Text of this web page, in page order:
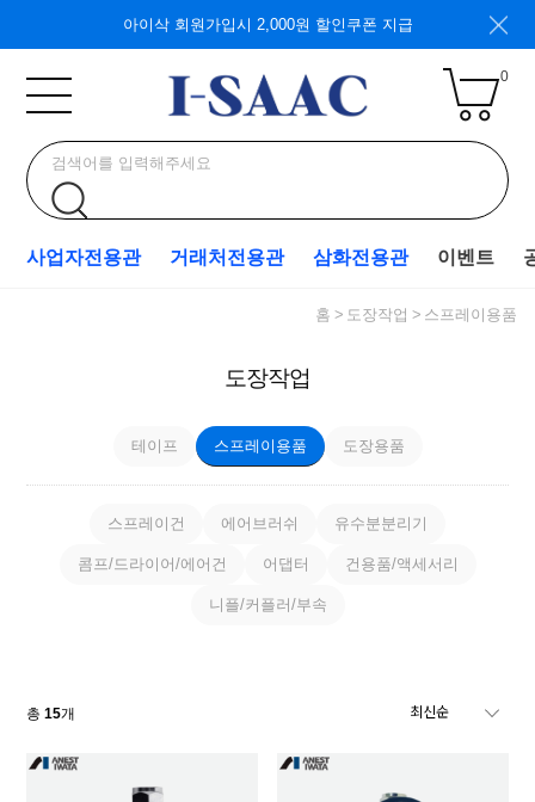
아이삭 회원가입시 2,000원 할인쿠폰 지급
0
사업자전용관 거래처전용관 삼화전용관 이벤트
홈 도장작업 스프레이용품
도장작업
테이프 스프레이용품 도장용품
스프레이건 에어브러쉬 유수분분리기
콤프/드라이어/에어건 어댑터 건용품/액세서리
니플/커플러/부속
총15개